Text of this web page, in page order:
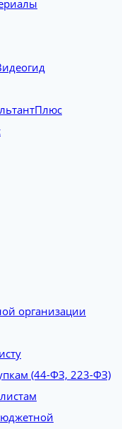
организации
(44-ФЗ, 223-ФЗ)